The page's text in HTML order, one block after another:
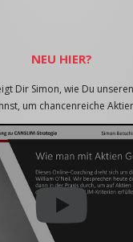
NEU HIER?
Dir Simon, wie Du
um chancenreiche